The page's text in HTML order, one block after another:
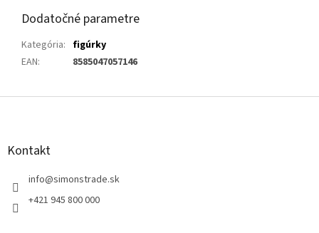
Dodatočné parametre
Kategória: figúrky
EAN: 8585047057146
Z
Kontakt
info@simonstrade.sk
+421 945 800 000